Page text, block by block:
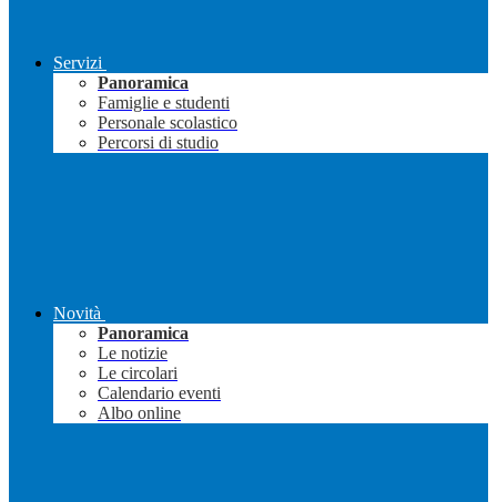
Servizi
Panoramica
Famiglie e studenti
Personale scolastico
Percorsi di studio
Novità
Panoramica
Le notizie
Le circolari
Calendario eventi
Albo online